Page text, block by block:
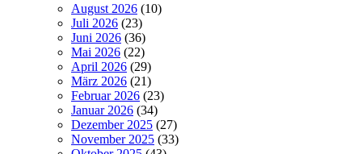
August 2026 (10)
Juli 2026 (23)
Juni 2026 (36)
Mai 2026 (22)
April 2026 (29)
März 2026 (21)
Februar 2026 (23)
Januar 2026 (34)
Dezember 2025 (27)
November 2025 (33)